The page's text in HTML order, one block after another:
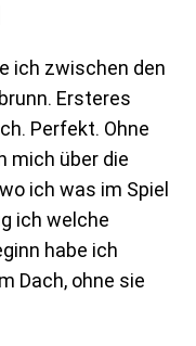
ich zwischen den
Ersteres
Perfekt. Ohne
mich über die
ich was im Spiel
ich welche
habe ich
Dach, ohne sie